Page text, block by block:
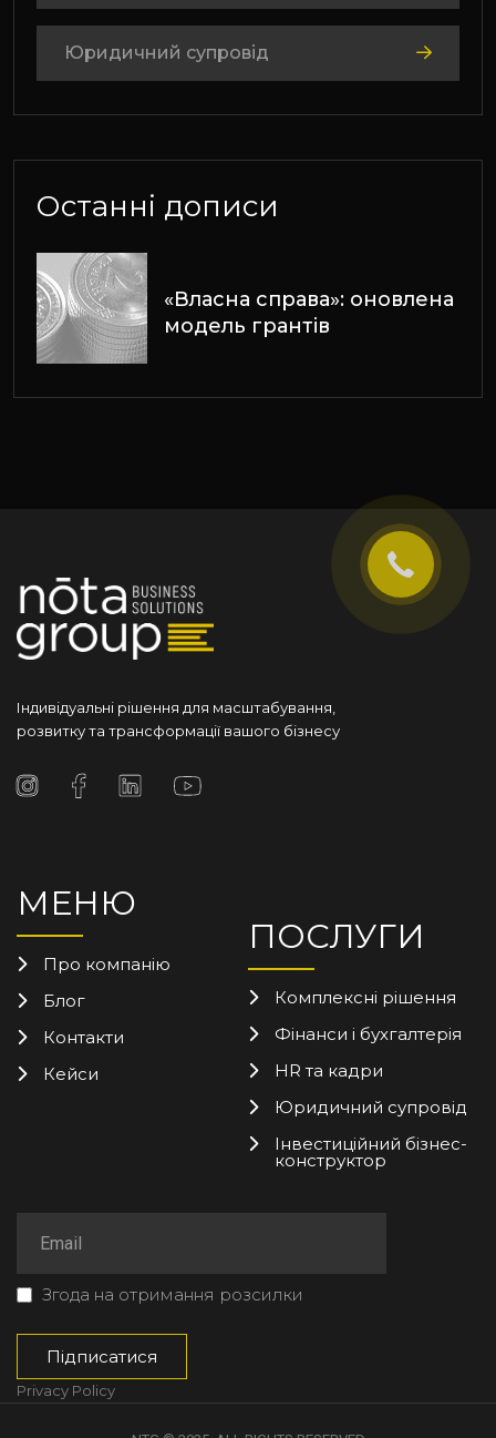
Юридичний супровід
Останні дописи
«Власна справа»: оновлена
модель грантів
Індивідуальні рішення для масштабування,
розвитку та трансформації вашого бізнесу
МЕНЮ
Про компанію
Блог
Контакти
Кейси
ПОСЛУГИ
Комплексні рішення
Фінанси і бухгалтерія
HR та кадри
Юридичний супровід
Інвестиційний бізнес-
конструктор
Згода на отримання розсилки
Privacy Policy